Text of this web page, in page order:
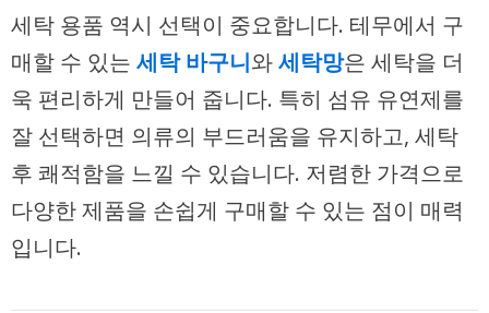
세탁 용품 역시 선택이 중요합니다. 테무에서 구
매할 수 있는 세탁 바구니와세탁망은 세탁을 더
욱 편리하게 만들어 줍니다. 특히 섬유 유연제를
잘 선택하면 의류의 부드러움을 유지하고, 세탁
후 쾌적함을 느낄 수 있습니다. 저렴한 가격으로
다양한 제품을 손쉽게 구매할 수 있는 점이 매력
입니다.